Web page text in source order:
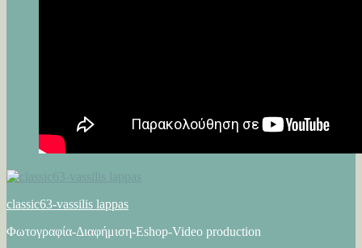
classic63-vassilis lappas
Φωτογραφία-Διαφήμιση-Eshop-Video production